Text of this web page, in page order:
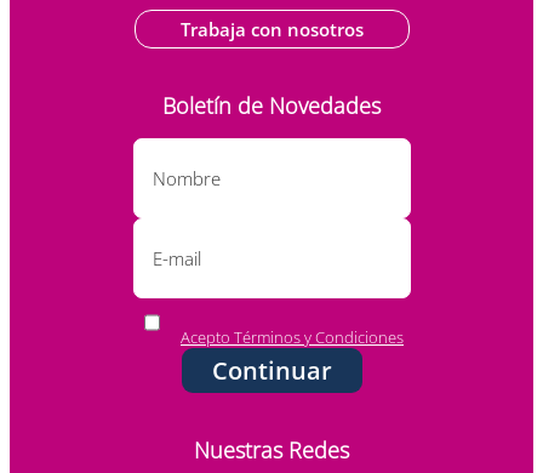
Trabaja con nosotros
Nuestras Redes
Boletín de Novedades
Acepto Términos y Condiciones
Continuar